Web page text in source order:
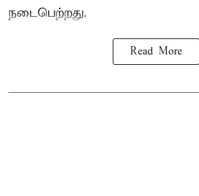
நடைபெற்றது.
Read More